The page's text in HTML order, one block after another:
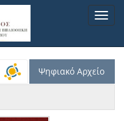
Ψηφιακό Αρχείο